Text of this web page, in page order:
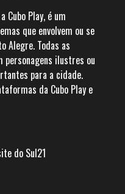
Cubo Play, é um
que envolvem ou se
Alegre. Todas as
personagens ilustres ou
para a cidade.
da Cubo Play e
do Sul21